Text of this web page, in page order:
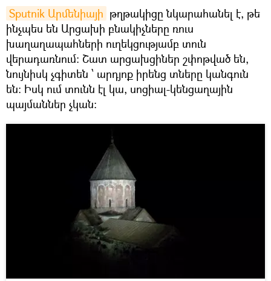
Sputnik Արմենիայի թղթակիցը նկարահանել է, թե
ինչպես են Արցախի բնակիչները ռուս
խաղաղապահների ուղեկցությամբ տուն
վերադառնում։ Շատ արցախցիներ շփոթված են,
նույնիսկ չգիտեն ՝ արդյոք իրենց տները կանգուն
են։ Իսկ ում տունն էլ կա, սոցիալ-կենցաղային
պայմաններ չկան։